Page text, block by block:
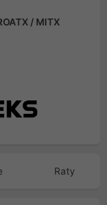
/ MITX
Raty